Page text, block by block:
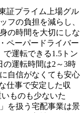
証プライム上場グル
フの負担を減らし、
の時間を大切にしな
ペーパードライバー
で運転できる1.5トン
の運転時間は2～3時
自信がなくても安心
仕事で安定した収
ものも少ないた
を扱う宅配事業は景